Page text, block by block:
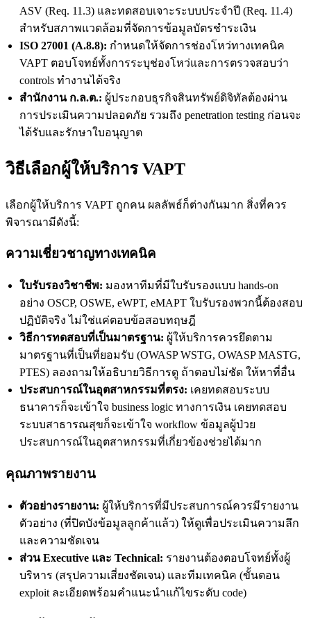
ASV (Req. 11.3) และทดสอบเจาะระบบประจำปี (Req. 11.4)
สำหรับสภาพแวดล้อมที่จัดการข้อมูลบัตรชำระเงิน
ISO 27001 (A.8.8): กำหนดให้จัดการช่องโหว่ทางเทคนิค
VAPT ตอบโจทย์ทั้งการระบุช่องโหว่และการตรวจสอบว่า
controls ทำงานได้จริง
สำนักงาน ก.ล.ต.: ผู้ประกอบธุรกิจสินทรัพย์ดิจิทัลต้องผ่าน
การประเมินความปลอดภัย รวมถึง penetration testing ก่อนจะ
ได้รับและรักษาใบอนุญาต
วิธีเลือกผู้ให้บริการ VAPT
เลือกผู้ให้บริการ VAPT ถูกคน ผลลัพธ์ก็ต่างกันมาก สิ่งที่ควร
พิจารณามีดังนี้:
ความเชี่ยวชาญทางเทคนิค
ใบรับรองวิชาชีพ: มองหาทีมที่มีใบรับรองแบบ hands-on
อย่าง OSCP, OSWE, eWPT, eMAPT ใบรับรองพวกนี้ต้องสอบ
ปฏิบัติจริง ไม่ใช่แค่ตอบข้อสอบทฤษฎี
วิธีการทดสอบที่เป็นมาตรฐาน: ผู้ให้บริการควรยึดตาม
มาตรฐานที่เป็นที่ยอมรับ (OWASP WSTG, OWASP MASTG,
PTES) ลองถามให้อธิบายวิธีการดู ถ้าตอบไม่ชัด ให้หาที่อื่น
ประสบการณ์ในอุตสาหกรรมที่ตรง: เคยทดสอบระบบ
ธนาคารก็จะเข้าใจ business logic ทางการเงิน เคยทดสอบ
ระบบสาธารณสุขก็จะเข้าใจ workflow ข้อมูลผู้ป่วย
ประสบการณ์ในอุตสาหกรรมที่เกี่ยวข้องช่วยได้มาก
คุณภาพรายงาน
ตัวอย่างรายงาน: ผู้ให้บริการที่มีประสบการณ์ควรมีรายงาน
ตัวอย่าง (ที่ปิดบังข้อมูลลูกค้าแล้ว) ให้ดูเพื่อประเมินความลึก
และความชัดเจน
ส่วน Executive และ Technical: รายงานต้องตอบโจทย์ทั้งผู้
บริหาร (สรุปความเสี่ยงชัดเจน) และทีมเทคนิค (ขั้นตอน
exploit ละเอียดพร้อมคำแนะนำแก้ไขระดับ code)